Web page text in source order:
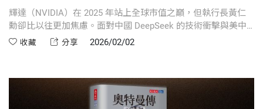
輝達（NVIDIA）在 2025 年站上全球市值之巔，但執行長黃仁
勳卻比以往更加焦慮。面對中國 DeepSeek 的技術衝擊與美中
政治角力，這名「AI 帝王」如何帶領輝達走過市值蒸發一兆美
收藏 分享 2026/02/02